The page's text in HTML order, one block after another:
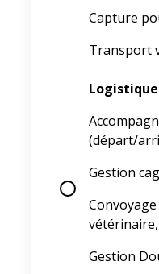
Capture
Transport
Logistique
(départ/
Gestion
Gestion